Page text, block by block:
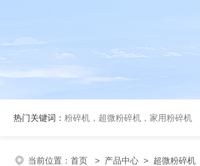
热门关键词： 粉碎机，超微粉碎机，家用粉碎机
当前位置： 首页 > 产品中心 > 超微粉碎机